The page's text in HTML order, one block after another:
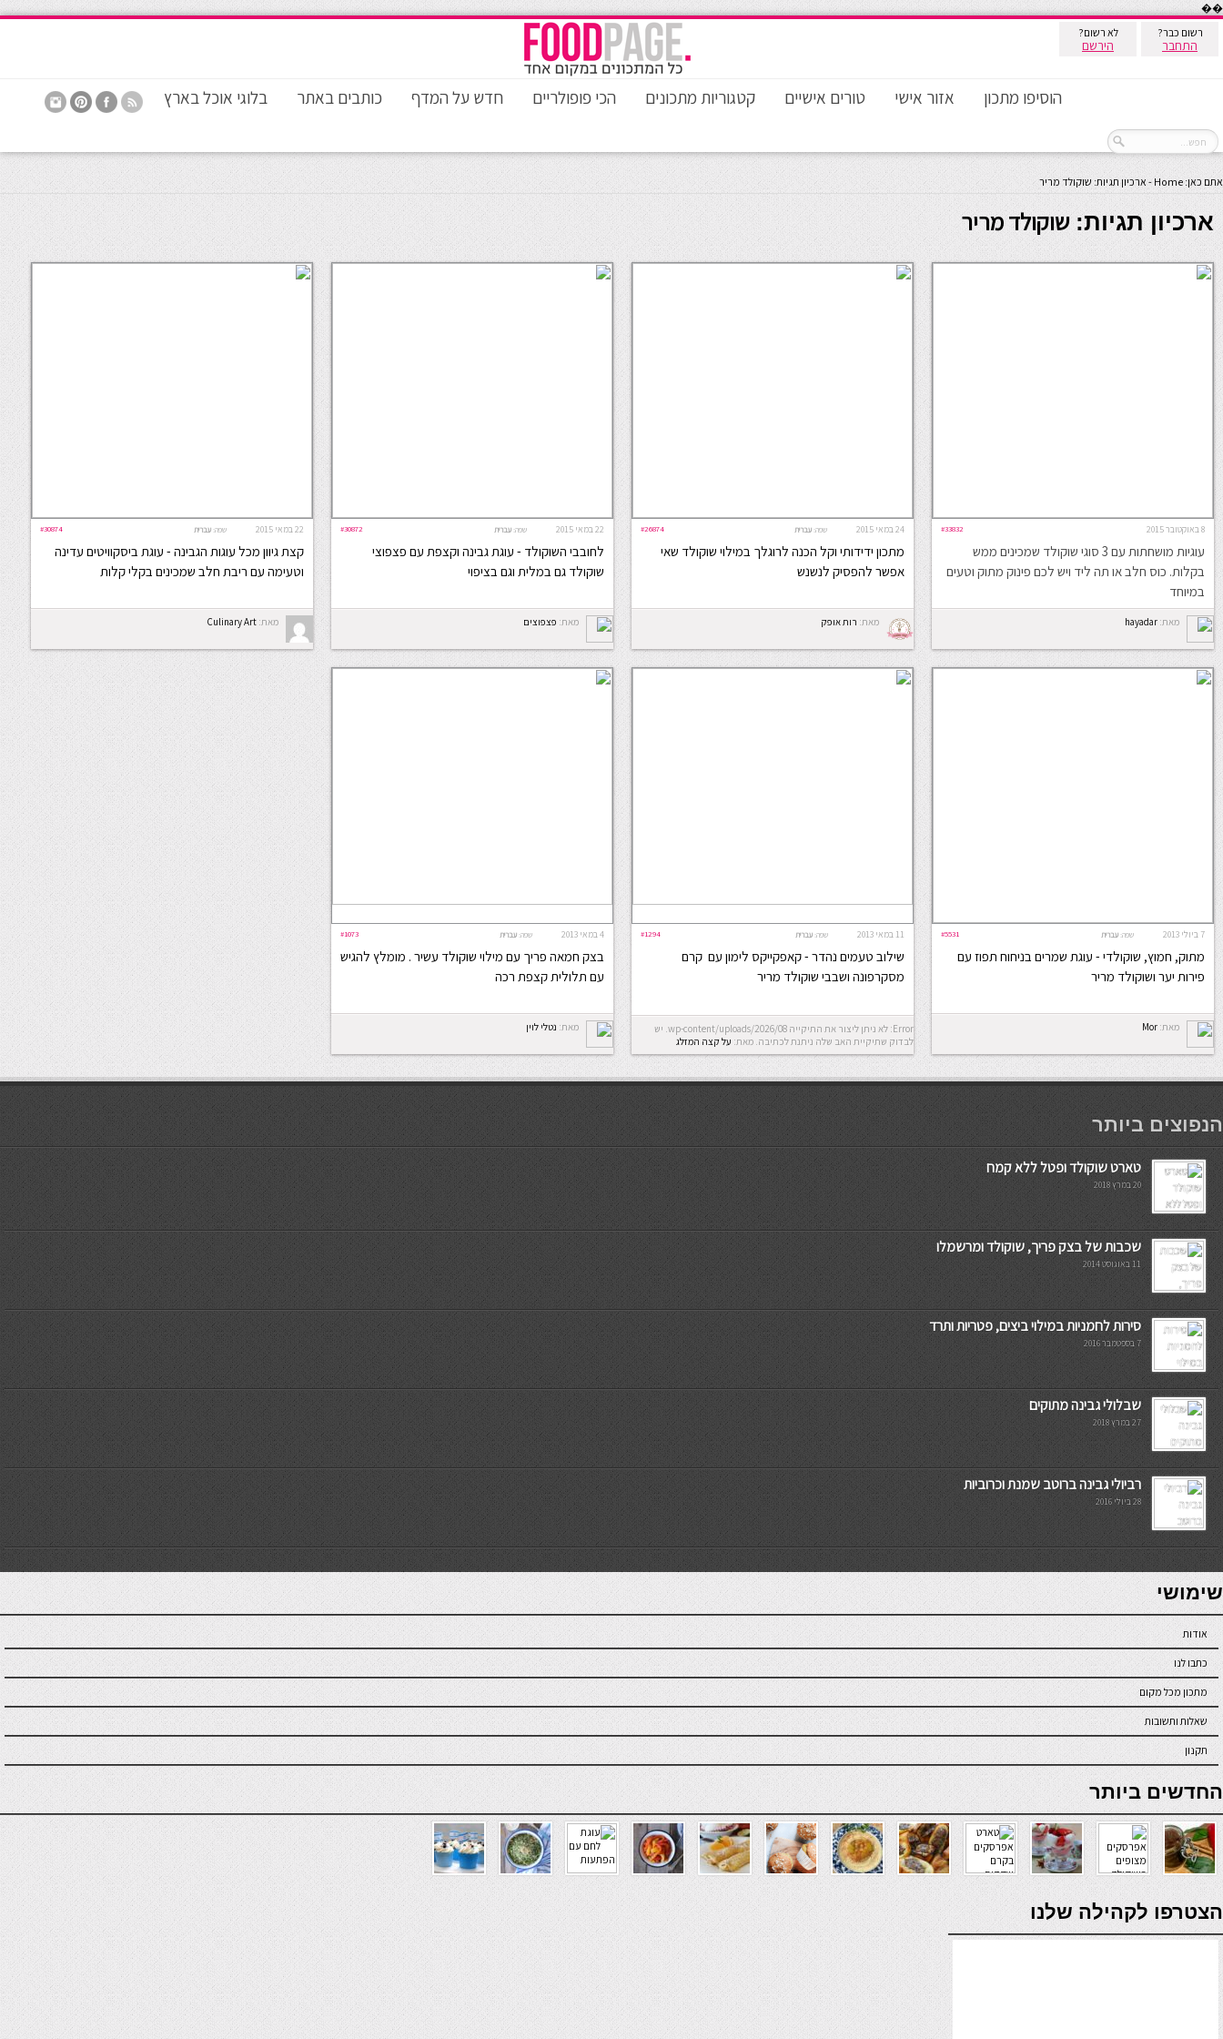
��
רשום כבר?
התחבר
לא רשום?
הירשם
הוסיפו מתכון אזור אישי טורים אישיים קטגוריות מתכונים הכי פופולריים חדש על המדף כותבים באתר בלוגי אוכל בארץ
אתם כאן: Home
- ארכיון תגיות: שוקולד מריר
ארכיון תגיות:שוקולד מריר
8 באוקטובר 2015 #33832
עוגיות מושחתות עם 3 סוגי שוקולד שמכינים ממש
בקלות. כוס חלב או תה ליד ויש לכם פינוק מתוק וטעים
במיוחד
מאת: hayadar
24 במאי 2015 #26874 שפה: עברית
מתכון ידידותי וקל הכנה לרוגלך במילוי שוקולד שאי
אפשר להפסיק לנשנש
מאת: רות אופק
22 במאי 2015 #30872 שפה: עברית
לחובבי השוקולד - עוגת גבינה וקצפת עם פצפוצי
שוקולד גם במלית וגם בציפוי
מאת: פצפוצים
22 במאי 2015 #30874 שפה: עברית
קצת גיוון מכל עוגות הגבינה - עוגת ביסקוויטים עדינה
וטעימה עם ריבת חלב שמכינים בקלי קלות
מאת: Culinary Art
7 ביולי 2013 #5531 שפה: עברית
מתוק, חמוץ, שוקולדי - עוגת שמרים בניחוח תפוז עם
פירות יער ושוקולד מריר
מאת: Mor
11 במאי 2013 #1294 שפה: עברית
שילוב טעמים נהדר - קאפקייקס לימון עם קרם
מסקרפונה ושבבי שוקולד מריר
Error: לא ניתן ליצור את התיקייה wp-content/uploads/2026/08. יש
לבדוק שתיקיית האב שלה ניתנת לכתיבה. מאת: על קצה המזלג
4 במאי 2013 #1073 שפה: עברית
בצק חמאה פריך עם מילוי שוקולד עשיר . מומלץ להגיש
עם תלולית קצפת רכה
מאת: נטלי לוין
мостбет кг
הנפוצים ביותר
טארט שוקולד ופטל ללא קמח
20 במרץ 2018
שכבות של בצק פריך, שוקולד ומרשמלו
11 באוגוסט 2014
סירות לחמניות במילוי ביצים, פטריות ותרד
7 בספטמבר 2016
שבלולי גבינה מתוקים
27 במרץ 2018
רביולי גבינה ברוטב שמנת וכרוביות
28 ביולי 2016
7slots
seriöse online casinos österreich
שימושי
אודות
כתבו לנו
מתכון מכל מקום
שאלות ותשובות
תקנון
online casino
החדשים ביותר
verde casino
הצטרפו לקהילה שלנו